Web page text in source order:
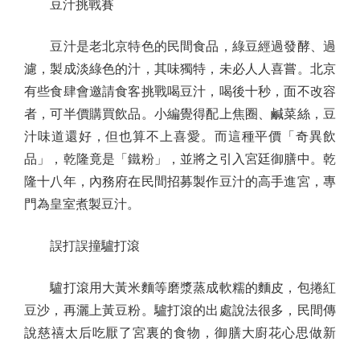
豆汁挑戰賽
豆汁是老北京特色的民間食品，綠豆經過發酵、過
濾，製成淡綠色的汁，其味獨特，未必人人喜嘗。北京
有些食肆會邀請食客挑戰喝豆汁，喝後十秒，面不改容
者，可半價購買飲品。小編覺得配上焦圈、鹹菜絲，豆
汁味道還好，但也算不上喜愛。而這種平價「奇異飲
品」，乾隆竟是「鐵粉」，並將之引入宮廷御膳中。乾
隆十八年，內務府在民間招募製作豆汁的高手進宮，專
門為皇室煮製豆汁。
誤打誤撞驢打滾
驢打滾用大黃米麵等磨漿蒸成軟糯的麵皮，包捲紅
豆沙，再灑上黃豆粉。驢打滾的出處說法很多，民間傳
說慈禧太后吃厭了宮裏的食物，御膳大廚花心思做新